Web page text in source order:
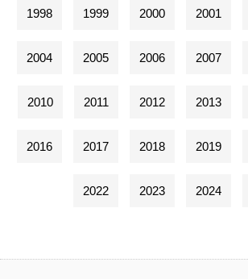
1998 1999 2000 2001
2004 2005 2006 2007
2010 2011 2012 2013
2016 2017 2018 2019
2022 2023 2024